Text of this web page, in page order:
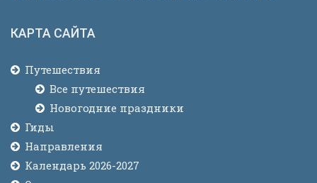
КАРТА САЙТА
Путешествия
Все путешествия
Новогодние праздники
Гиды
Направления
Календарь 2026-2027